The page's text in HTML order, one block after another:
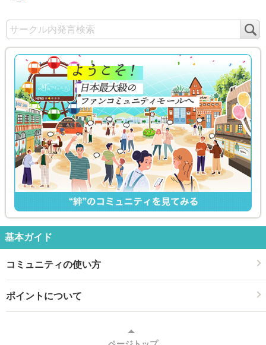
基本ガイド
コミュニティの使い方
ポイントについて